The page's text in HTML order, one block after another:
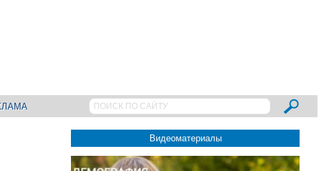
Видеоматериалы